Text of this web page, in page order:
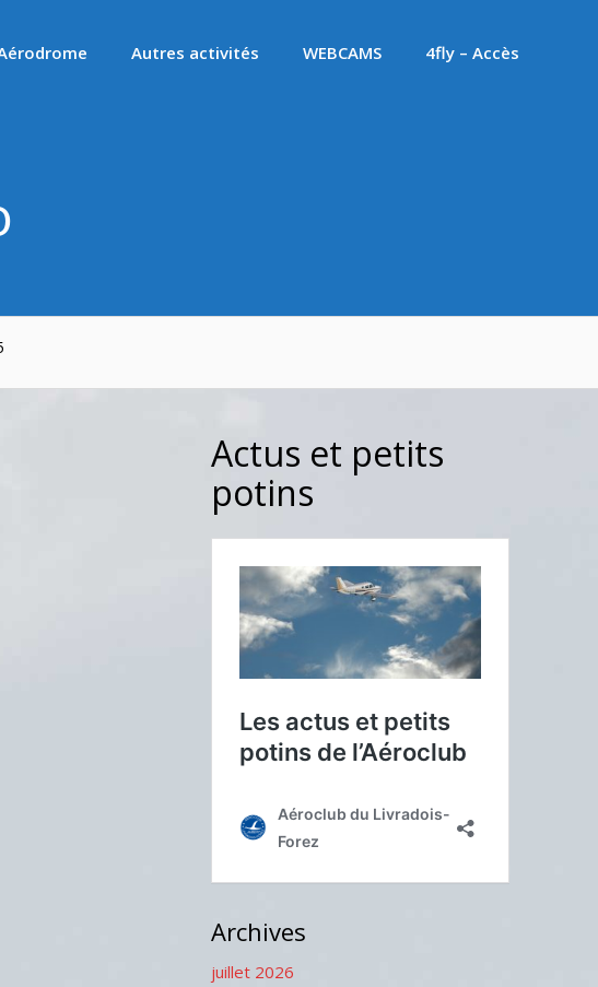
Autres activités WEBCAMS 4fly – Accès
Actus et petits
potins
Archives
juillet 2026